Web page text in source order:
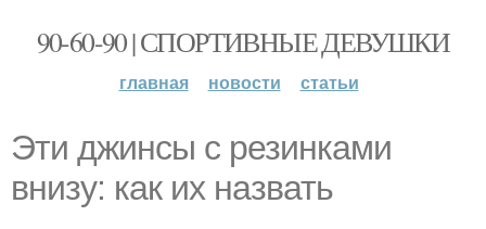
90-60-90 | СПОРТИВНЫЕ ДЕВУШКИ
главная новости статьи
Эти джинсы с резинками
внизу: как их назвать